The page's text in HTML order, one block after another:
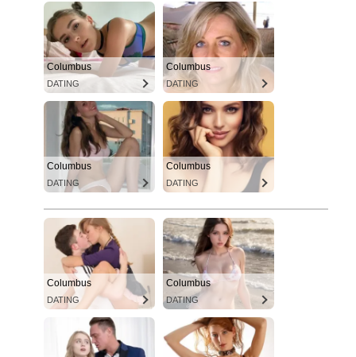
Columbus
DATING
Columbus
DATING
Columbus
DATING
Columbus
DATING
Columbus
DATING
Columbus
DATING